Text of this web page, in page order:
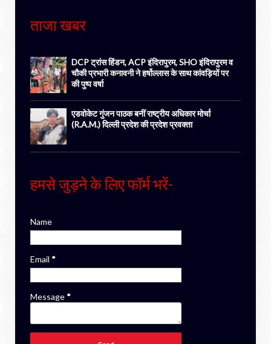
ताजा खबर
DCP ट्रांस हिंडन, ACP इंदिरापुरम, SHO इंदिरापुरम व
चौकी प्रभारी कनावनी ने हर्षोल्लास के साथ कांवड़ियों पर
की पुष्प वर्षा
एडवोकेट गुंजन पाठक बनीं राष्ट्रीय अधिकार मोर्चा
(R.A.M.) दिल्ली प्रदेश की प्रदेश प्रवक्ता
हमसे जुड़ने के लिए फॉर्म भरें-
Name
Email *
Message *